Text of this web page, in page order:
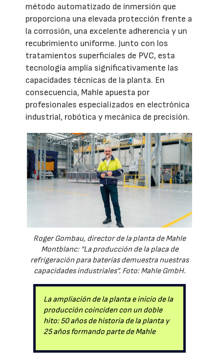
método automatizado de inmersión que
proporciona una elevada protección frente a
la corrosión, una excelente adherencia y un
recubrimiento uniforme. Junto con los
tratamientos superficiales de PVC, esta
tecnología amplía significativamente las
capacidades técnicas de la planta. En
consecuencia, Mahle apuesta por
profesionales especializados en electrónica
industrial, robótica y mecánica de precisión.
Roger Gombau, director de la planta de Mahle
Montblanc: “La producción de la placa de
refrigeración para baterías demuestra nuestras
capacidades industriales”. Foto: Mahle GmbH.
La ampliación de la planta e inicio de la
producción coinciden con un doble
hito: 50 años de historia de la planta y
25 años formando parte de Mahle